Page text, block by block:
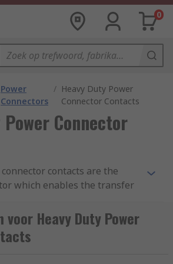
0
Power
Connectors
/ Heavy Duty Power
Connector Contacts
Connector
contacts are the
which enables the transfer
either be pin (male) or socket
contacts are used in
duty electrical connectors
voor Heavy Duty Power